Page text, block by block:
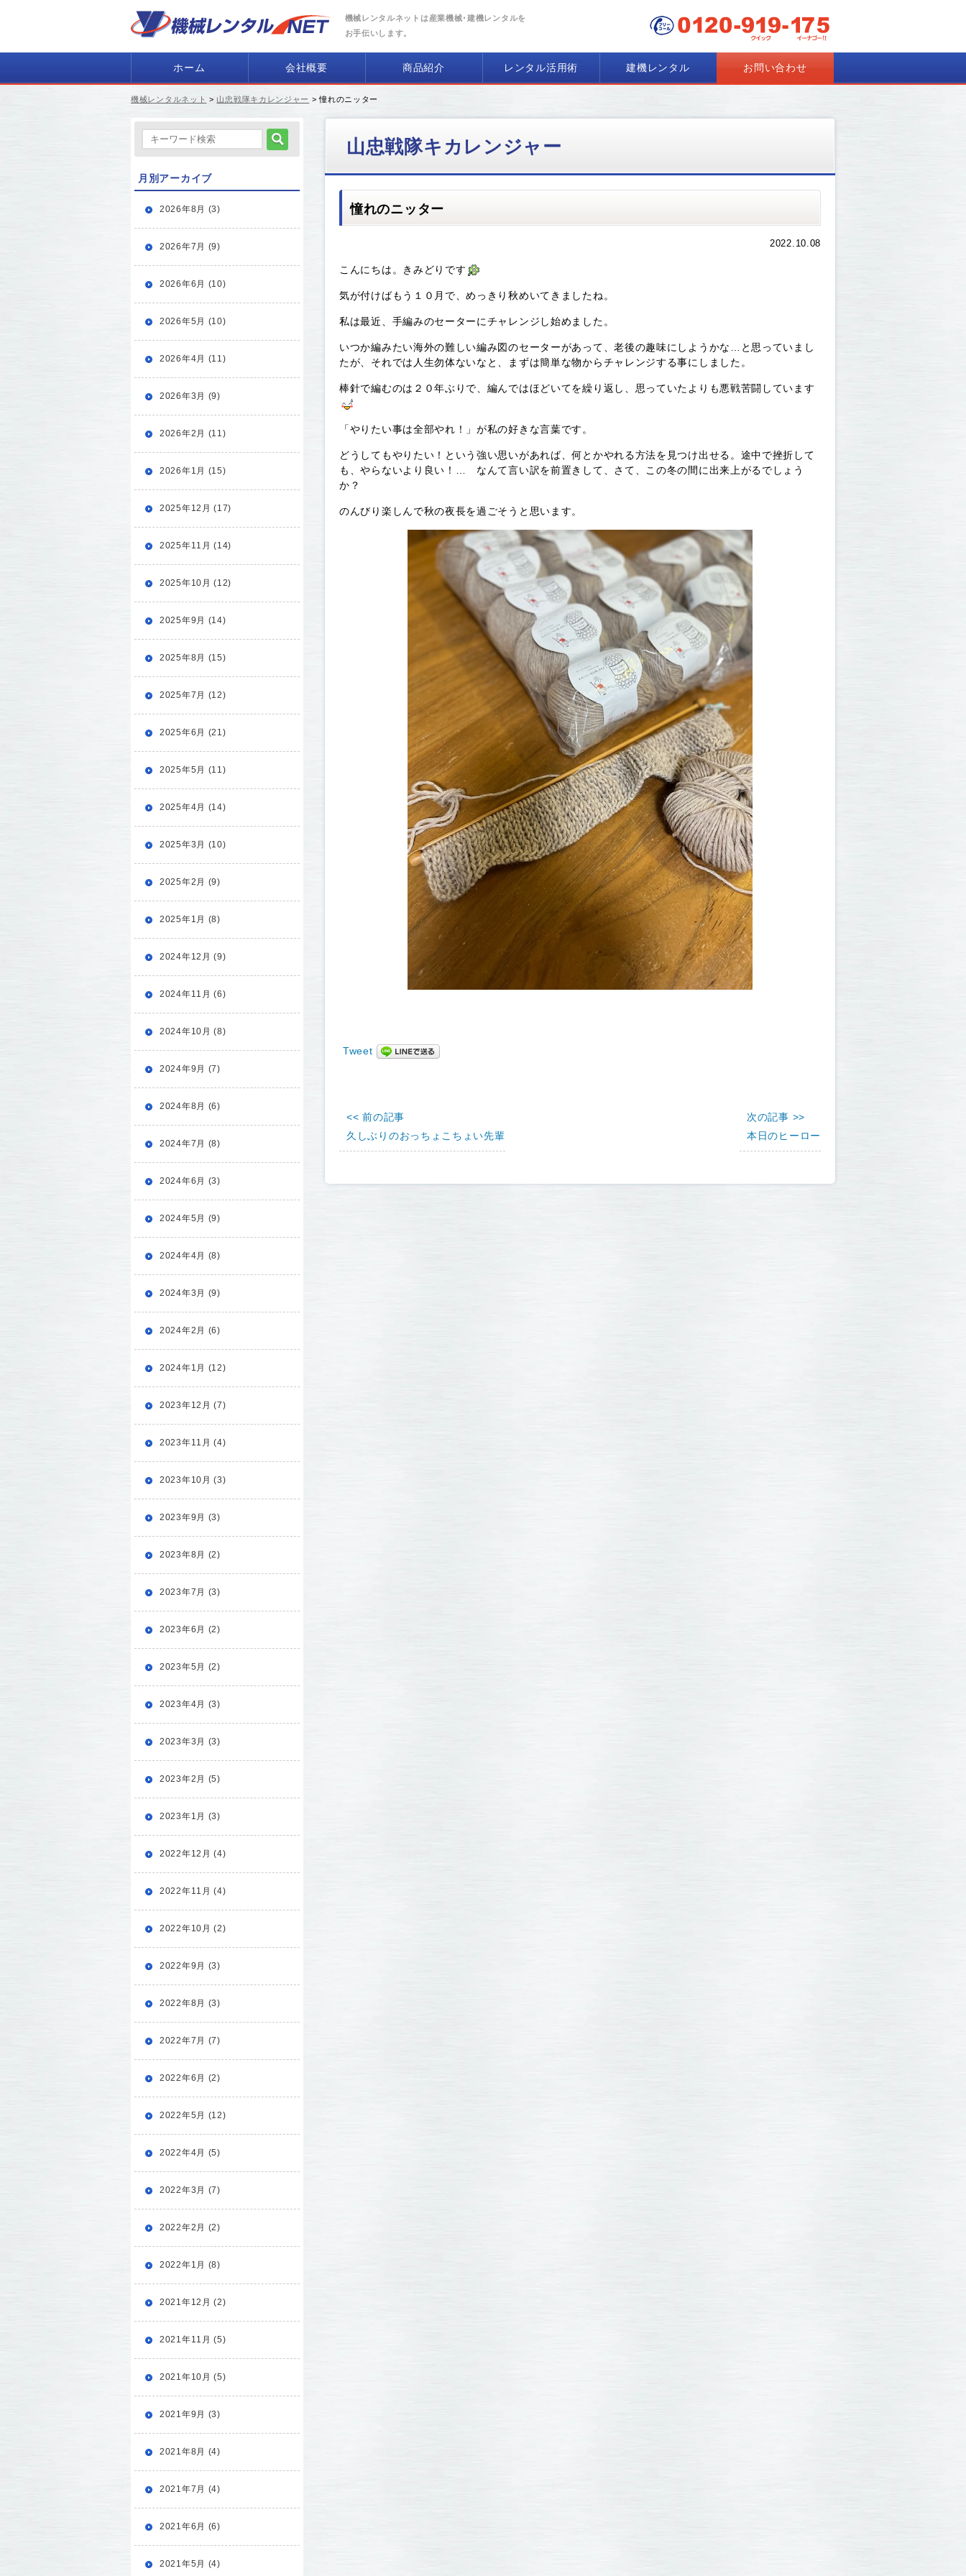
機械レンタルネットは産業機械･建機レンタルを
お手伝いします。
ホーム 会社概要 商品紹介 レンタル活用術 建機レンタル お問い合わせ
機械レンタルネット > 山忠戦隊キカレンジャー > 憧れのニッター
山忠戦隊キカレンジャー
憧れのニッター
2022.10.08
こんにちは。きみどりです
気が付けばもう１０月で、めっきり秋めいてきましたね。
私は最近、手編みのセーターにチャレンジし始めました。
いつか編みたい海外の難しい編み図のセーターがあって、老後の趣味にしようかな…と思っていまし
たが、それでは人生勿体ないなと、まずは簡単な物からチャレンジする事にしました。
棒針で編むのは２０年ぶりで、編んではほどいてを繰り返し、思っていたよりも悪戦苦闘しています
「やりたい事は全部やれ！」が私の好きな言葉です。
どうしてもやりたい！という強い思いがあれば、何とかやれる方法を見つけ出せる。途中で挫折して
も、やらないより良い！… なんて言い訳を前置きして、さて、この冬の間に出来上がるでしょう
か？
のんびり楽しんで秋の夜長を過ごそうと思います。
Tweet
<< 前の記事
久しぶりのおっちょこちょい先輩
次の記事 >>
本日のヒーロー
月別アーカイブ
2026年8月 (3)
2026年7月 (9)
2026年6月 (10)
2026年5月 (10)
2026年4月 (11)
2026年3月 (9)
2026年2月 (11)
2026年1月 (15)
2025年12月 (17)
2025年11月 (14)
2025年10月 (12)
2025年9月 (14)
2025年8月 (15)
2025年7月 (12)
2025年6月 (21)
2025年5月 (11)
2025年4月 (14)
2025年3月 (10)
2025年2月 (9)
2025年1月 (8)
2024年12月 (9)
2024年11月 (6)
2024年10月 (8)
2024年9月 (7)
2024年8月 (6)
2024年7月 (8)
2024年6月 (3)
2024年5月 (9)
2024年4月 (8)
2024年3月 (9)
2024年2月 (6)
2024年1月 (12)
2023年12月 (7)
2023年11月 (4)
2023年10月 (3)
2023年9月 (3)
2023年8月 (2)
2023年7月 (3)
2023年6月 (2)
2023年5月 (2)
2023年4月 (3)
2023年3月 (3)
2023年2月 (5)
2023年1月 (3)
2022年12月 (4)
2022年11月 (4)
2022年10月 (2)
2022年9月 (3)
2022年8月 (3)
2022年7月 (7)
2022年6月 (2)
2022年5月 (12)
2022年4月 (5)
2022年3月 (7)
2022年2月 (2)
2022年1月 (8)
2021年12月 (2)
2021年11月 (5)
2021年10月 (5)
2021年9月 (3)
2021年8月 (4)
2021年7月 (4)
2021年6月 (6)
2021年5月 (4)